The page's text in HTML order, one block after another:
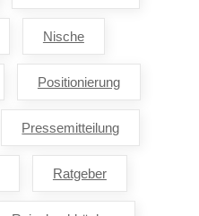
Nische
Positionierung
Pressemitteilung
Ratgeber